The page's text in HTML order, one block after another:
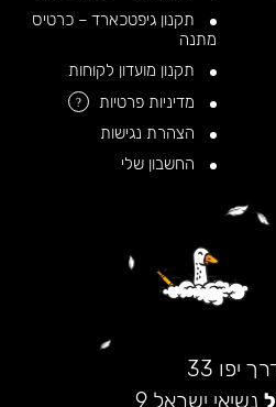
תקנון גיפטכארד – כרטיס
מתנה
תקנון מועדון לקוחות
מדיניות פרטיות
?
הצהרת נגישות
החשבון שלי
יפו 33
נשיאי ישראל 9